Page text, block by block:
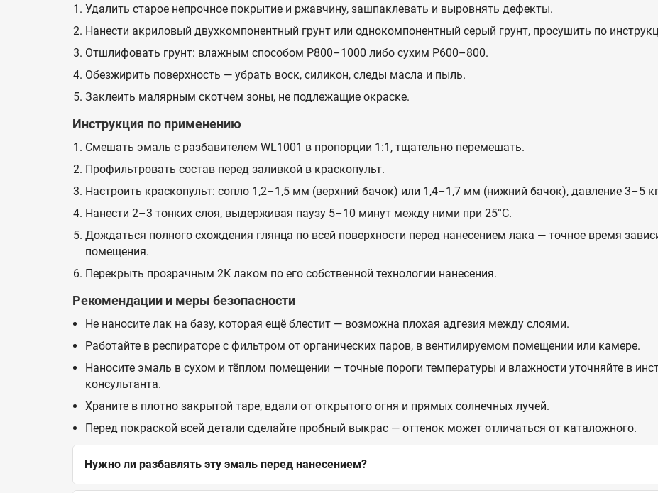
Удалить старое непрочное покрытие и ржавчину, зашпаклевать и выровнять дефекты.
Нанести акриловый двухкомпонентный грунт или однокомпонентный серый грунт, просушить по
Отшлифовать грунт: влажным способом P800–1000 либо сухим P600–800.
Обезжирить поверхность — убрать воск, силикон, следы масла и пыль.
Заклеить малярным скотчем зоны, не подлежащие окраске.
Инструкция по применению
Смешать эмаль с разбавителем WL1001 в пропорции 1:1, тщательно перемешать.
Профильтровать состав перед заливкой в краскопульт.
Настроить краскопульт: сопло 1,2–1,5 мм (верхний бачок) или 1,4–1,7 мм (нижний бачок), давление 3–5
Нанести 2–3 тонких слоя, выдерживая паузу 5–10 минут между ними при 25°C.
Дождаться полного схождения глянца по всей поверхности перед нанесением лака — точное время
помещения.
Перекрыть прозрачным 2К лаком по его собственной технологии нанесения.
Рекомендации и меры безопасности
Не наносите лак на базу, которая ещё блестит — возможна плохая адгезия между слоями.
Работайте в респираторе с фильтром от органических паров, в вентилируемом помещении или камере.
Наносите эмаль в сухом и тёплом помещении — точные пороги температуры и влажности уточняйте в
консультанта.
Храните в плотно закрытой таре, вдали от открытого огня и прямых солнечных лучей.
Перед покраской всей детали сделайте пробный выкрас — оттенок может отличаться от каталожного.
Нужно ли разбавлять эту эмаль перед нанесением?